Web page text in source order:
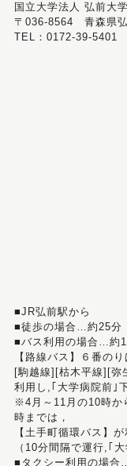
国立大学法人 弘前大
〒036-8564 青森県
TEL：0172-39-5401
■JR弘前駅から
■徒歩の場合…約25分
■バス利用の場合…約
【路線バス】６番のり
[駒越線][枯木平線][弥
利用し,｢大学病院前｣
※4月～11月の10時か
時までは，
【土手町循環バス】が
（10分間隔で運行,｢
■タクシー利用の場合